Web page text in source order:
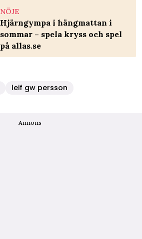
NÖJE
Hjärngympa i hängmattan i
sommar – spela kryss och spel
på allas.se
leif gw persson
Annons